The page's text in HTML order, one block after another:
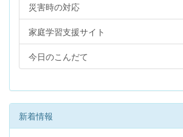
災害時の対応
家庭学習支援サイト
今日のこんだて
新着情報